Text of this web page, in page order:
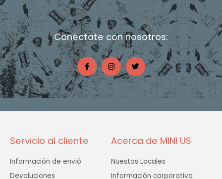
Conéctate con nosotros:
F
a
c
e
b
o
o
I
n
s
t
a
g
r
T
w
i
t
t
e
Servicio al cliente
Información de envió
Devoluciones
Acerca de MINI US
Nuestos Locales
Información corporativa